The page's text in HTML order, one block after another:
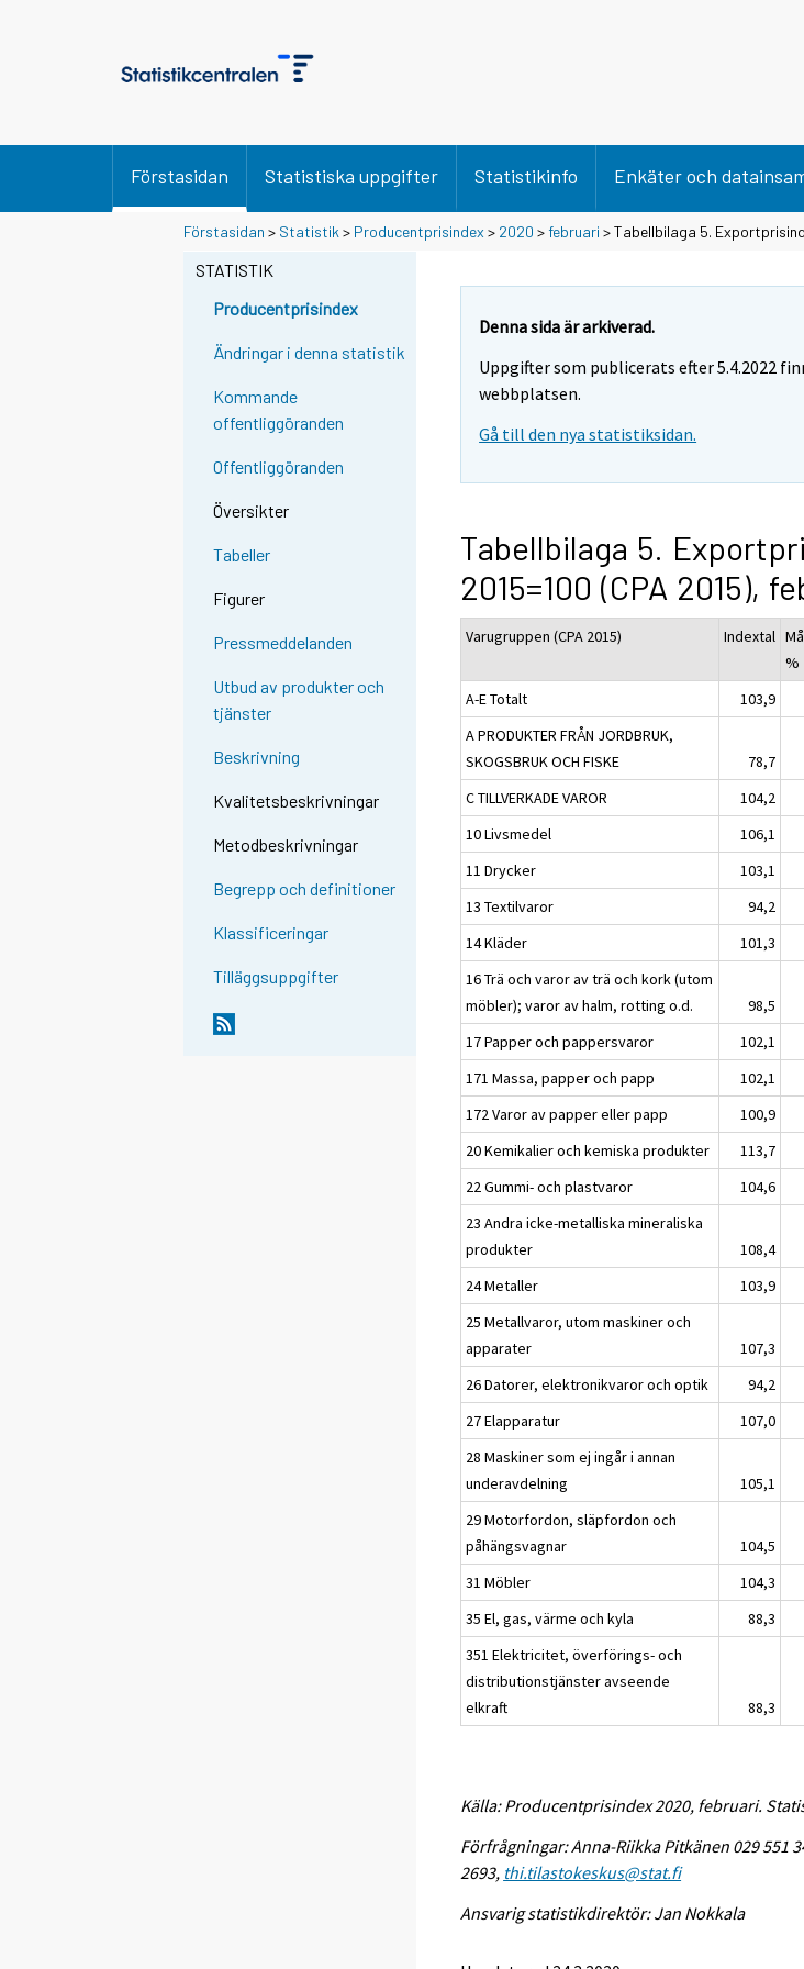
Förstasidan Statistiska uppgifter Statistikinfo Enkäter och
Förstasidan > Statistik > Producentprisindex > 2020 >februari > Tabellbilaga 5.
STATISTIK
Producentprisindex
Ändringar i denna statistik
Kommande
offentliggöranden
Offentliggöranden
Översikter
Tabeller
Figurer
Pressmeddelanden
Utbud av produkter och
tjänster
Beskrivning
Kvalitetsbeskrivningar
Metodbeskrivningar
Begrepp och definitioner
Klassificeringar
Tilläggsuppgifter
Denna sida är arkiverad.
Uppgifter som publicerats efter 5.4.2022
webbplatsen.
Gå till den nya statistiksidan.
Tabellbilaga 5.
2015=100 (CPA 2015),
Varugruppen (CPA 2015) Indextal
%
A-E Totalt
103,9
A PRODUKTER FRÅN JORDBRUK,
SKOGSBRUK OCH FISKE
78,7
C TILLVERKADE VAROR
104,2
10 Livsmedel
106,1
11 Drycker
103,1
13 Textilvaror
94,2
14 Kläder
101,3
16 Trä och varor av trä och kork (utom
möbler); varor av halm, rotting o.d.
98,5
17 Papper och pappersvaror
102,1
171 Massa, papper och papp
102,1
172 Varor av papper eller papp
100,9
20 Kemikalier och kemiska produkter
113,7
22 Gummi- och plastvaror
104,6
23 Andra icke-metalliska mineraliska
produkter
108,4
24 Metaller
103,9
25 Metallvaror, utom maskiner och
apparater
107,3
26 Datorer, elektronikvaror och optik
94,2
27 Elapparatur
107,0
28 Maskiner som ej ingår i annan
underavdelning
105,1
29 Motorfordon, släpfordon och
påhängsvagnar
104,5
31 Möbler
104,3
35 El, gas, värme och kyla
88,3
351 Elektricitet, överförings- och
distributionstjänster avseende
elkraft
88,3
Källa: Producentprisindex 2020, februari.
Förfrågningar: Anna-Riikka Pitkänen 029 551
2693, thi.tilastokeskus@stat.fi
Ansvarig statistikdirektör: Jan Nokkala